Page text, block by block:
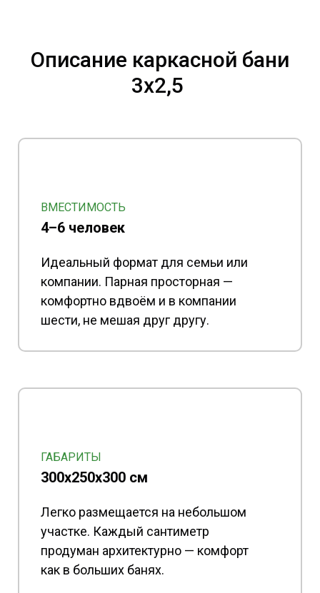
Описание каркасной бани
3х2,5
Идеальный формат для семьи или
компании. Парная просторная —
комфортно вдвоём и в компании
шести, не мешая друг другу.
4–6 человек
ВМЕСТИМОСТЬ
Легко размещается на небольшом
участке. Каждый сантиметр
продуман архитектурно — комфорт
как в больших банях.
300х250x300 см
ГАБАРИТЫ